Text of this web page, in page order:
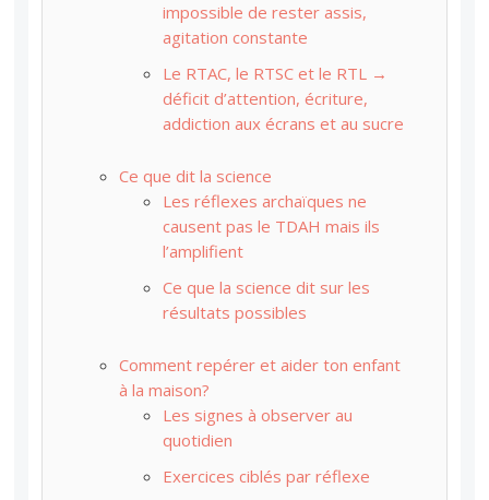
impossible de rester assis,
agitation constante
Le RTAC, le RTSC et le RTL →
déficit d’attention, écriture,
addiction aux écrans et au sucre
Ce que dit la science
Les réflexes archaïques ne
causent pas le TDAH mais ils
l’amplifient
Ce que la science dit sur les
résultats possibles
Comment repérer et aider ton enfant
à la maison?
Les signes à observer au
quotidien
Exercices ciblés par réflexe